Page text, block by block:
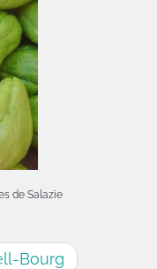
de Salazie
Bourg